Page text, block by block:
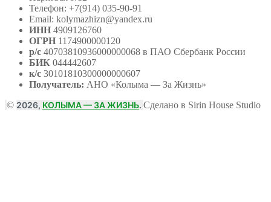
Телефон: +7(914) 035-90-91
Email: kolymazhizn@yandex.ru
ИНН 4909126760
ОГРН 1174900000120
р/с 40703810936000000068 в ПАО Сбербанк России
БИК 044442607
к/с 30101810300000000607
Получатель: АНО «Колыма — За Жизнь»
© 2026, КОЛЫМА — ЗА ЖИЗНЬ. Сделано в Sirin House Studio